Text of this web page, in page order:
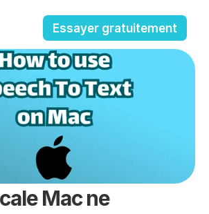
Essayer gratuitement
Mac ne